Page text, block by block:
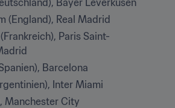
Bayer Leverkusen
(England), Real Madrid
Paris Saint-
Barcelona
Inter Miami
Manchester City